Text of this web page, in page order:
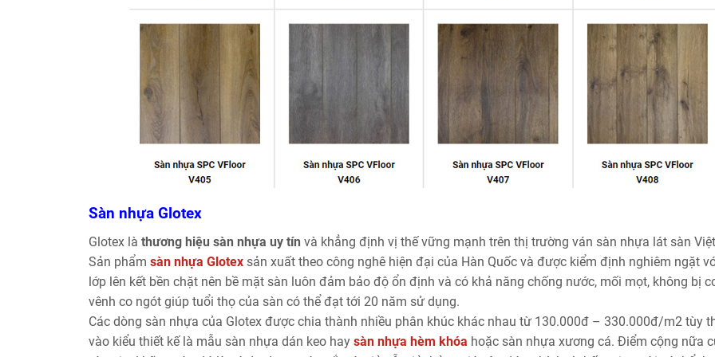
Sàn nhựa Glotex
Glotex là thương hiệu sàn nhựa uy tín và khẳng định vị thế vững mạnh trên thị trường ván sàn nhựa lát sàn
Sản phẩm sàn nhựa Glotex sản xuất theo công nghê hiện đại của Hàn Quốc và được kiểm định nghiêm ngặt
lớp lên kết bền chặt nên bề mặt sàn luôn đảm bảo độ ổn định và có khả năng chống nước, mối mọt, không bị
vênh co ngót giúp tuổi thọ của sàn có thể đạt tới 20 năm sử dụng.
Các dòng sàn nhựa của Glotex được chia thành nhiều phân khúc khác nhau từ 130.000đ – 330.000đ/m2 tùy
vào kiểu thiết kế là mẫu sàn nhựa dán keo hay sàn nhựa hèm khóa hoặc sàn nhựa xương cá. Điểm cộng nữa